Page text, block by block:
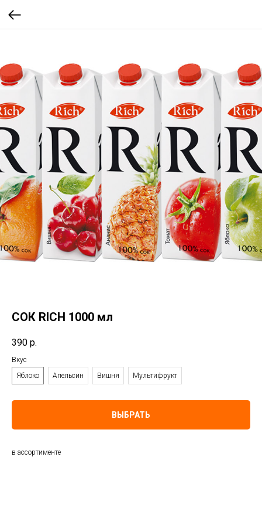
СОК RICH 1000 мл
390 р.
Вкус
Яблоко
Апельсин Вишня Мультифрукт
ВЫБРАТЬ
в ассортименте